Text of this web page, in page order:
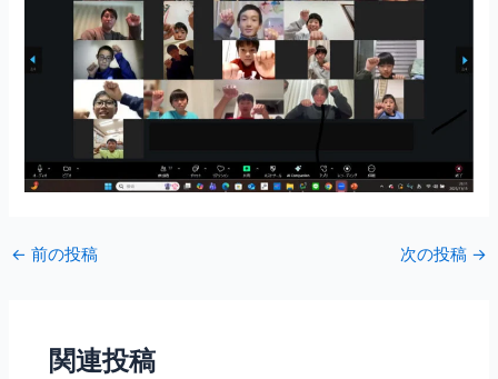
← 前の投稿 次の投稿 →
関連投稿